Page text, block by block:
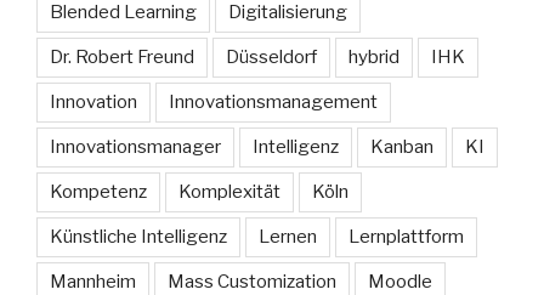
Blended Learning Digitalisierung
Dr. Robert Freund Düsseldorf hybrid IHK
Innovation Innovationsmanagement
Innovationsmanager Intelligenz Kanban KI
Kompetenz Komplexität Köln
Künstliche Intelligenz Lernen Lernplattform
Mannheim Mass Customization Moodle